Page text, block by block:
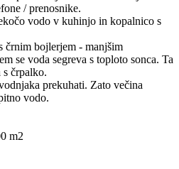
/ prenosnike.
vodo v kuhinjo in kopalnico s
črnim bojlerjem - manjšim
se voda segreva s toploto sonca. Ta
s črpalko.
prekuhati. Zato večina
vodo.
m2